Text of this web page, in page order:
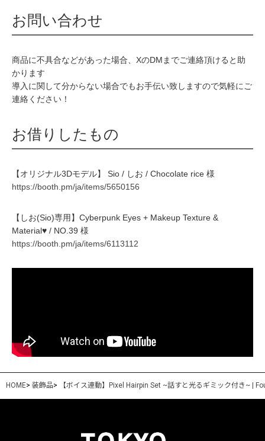
お問い合わせ
商品に不具合などがあった場合、XのDMまでご連絡頂けると助
かります
導入に関して分からない場合でもお手伝い致しますので気軽にご
連絡ください！
お借りしたもの
【オリジナル3Dモデル】 Sio / しお / Chocolate rice 様
https://booth.pm/ja/items/5650156
【しお(Sio)専用】Cyberpunk Eyes + Makeup Texture &
Material♥ / NO.39 様
https://booth.pm/ja/items/6113112
HOME> 装飾品> 【ボイス連動】Pixel Hairpin Set ~話すと光るギミック付き~ |